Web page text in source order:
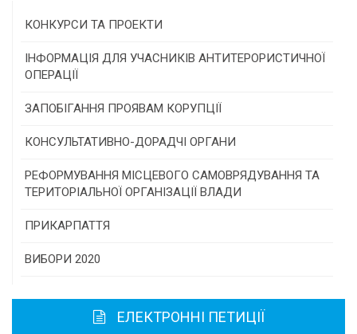
КОНКУРСИ ТА ПРОЕКТИ
Конкурс проектів та програм місцевого
самоврядування
Конкурс інститутів громадянського суспільства
Програми/конкурси МТД
ІНФОРМАЦІЯ ДЛЯ УЧАСНИКІВ АНТИТЕРОРИСТИЧНОЇ
ОПЕРАЦІЇ
ЗАПОБІГАННЯ ПРОЯВАМ КОРУПЦІЇ
КОНСУЛЬТАТИВНО-ДОРАДЧІ ОРГАНИ
Консультативна рада
РЕФОРМУВАННЯ МІСЦЕВОГО САМОВРЯДУВАННЯ ТА
ТЕРИТОРІАЛЬНОЇ ОРГАНІЗАЦІЇ ВЛАДИ
ПРИКАРПАТТЯ
Історична довідка
Районні, міські ради
ВИБОРИ 2020
ЕЛЕКТРОННІ ПЕТИЦІЇ